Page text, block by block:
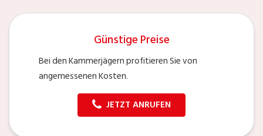
Günstige Preise
Bei den Kammerjägern profitieren Sie von
angemessenen Kosten.
JETZT ANRUFEN